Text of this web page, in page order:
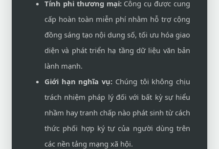
Tính phi thương mại:Công cụ được cung
cấp hoàn toàn miễn phí nhằm hỗ trợ cộng
đồng sáng tạo nội dung số, tối ưu hóa giao
diện và phát triển hạ tầng dữ liệu văn bản
lành mạnh.
Giới hạn nghĩa vụ: Chúng tôi không chịu
trách nhiệm pháp lý đối với bất kỳ sự hiểu
nhầm hay tranh chấp nào phát sinh từ cách
thức phối hợp ký tự của người dùng trên
các nền tảng mạng xã hội.